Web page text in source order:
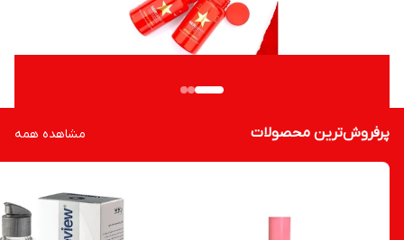
پرفروش‌ترین محصولات مشاهده همه